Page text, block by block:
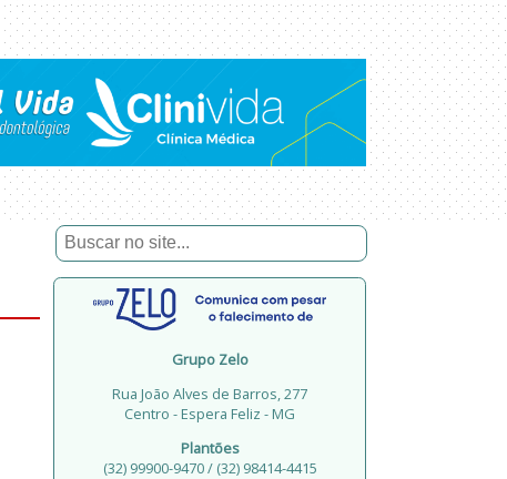
Grupo Zelo
Rua João Alves de Barros, 277
Centro - Espera Feliz - MG
Plantões
(32) 99900-9470 / (32) 98414-4415